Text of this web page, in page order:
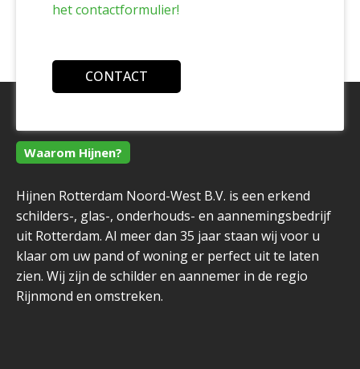
het contactformulier!
CONTACT
Waarom Hijnen?
Hijnen Rotterdam Noord-West B.V. is een erkend
schilders-, glas-, onderhouds- en aannemingsbedrijf
uit Rotterdam. Al meer dan 35 jaar staan wij voor u
klaar om uw pand of woning er perfect uit te laten
zien. Wij zijn de schilder en aannemer in de regio
Rijnmond en omstreken.